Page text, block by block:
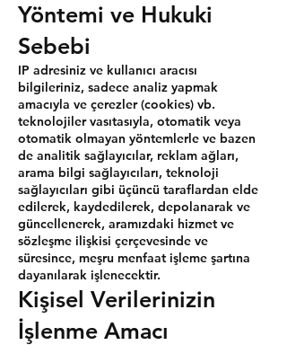
Yöntemi ve Hukuki
Sebebi
IP adresiniz ve kullanıcı aracısı
bilgileriniz, sadece analiz yapmak
amacıyla ve çerezler (cookies) vb.
teknolojiler vasıtasıyla, otomatik veya
otomatik olmayan yöntemlerle ve bazen
de analitik sağlayıcılar, reklam ağları,
arama bilgi sağlayıcıları, teknoloji
sağlayıcıları gibi üçüncü taraflardan elde
edilerek, kaydedilerek, depolanarak ve
güncellenerek, aramızdaki hizmet ve
sözleşme ilişkisi çerçevesinde ve
süresince, meşru menfaat işleme şartına
dayanılarak işlenecektir.
Kişisel Verilerinizin
İşlenme Amacı